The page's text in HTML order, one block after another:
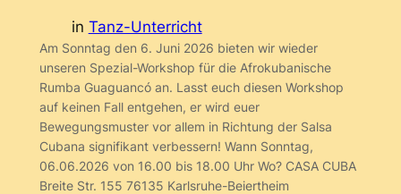
in Tanz-Unterricht
Am Sonntag den 6. Juni 2026 bieten wir wieder
unseren Spezial-Workshop für die Afrokubanische
Rumba Guaguancó an. Lasst euch diesen Workshop
auf keinen Fall entgehen, er wird euer
Bewegungsmuster vor allem in Richtung der Salsa
Cubana signifikant verbessern! Wann Sonntag,
06.06.2026 von 16.00 bis 18.00 Uhr Wo? CASA CUBA
Breite Str. 155 76135 Karlsruhe-Beiertheim